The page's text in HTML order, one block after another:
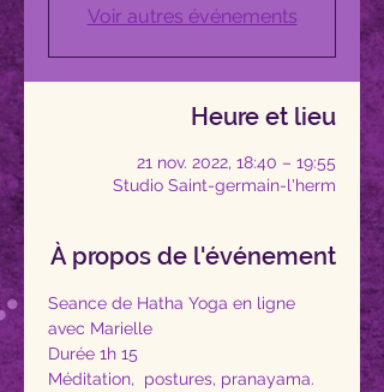
Voir autres événements
Heure et lieu
21 nov. 2022, 18:40 – 19:55
Studio Saint-germain-l'herm
À propos de l'événement
Seance de Hatha Yoga en ligne
avec Marielle
Durée 1h 15
Méditation,  postures, pranayama.